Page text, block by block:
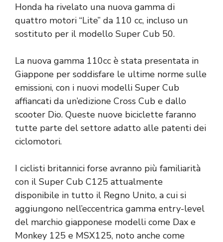
Honda ha rivelato una nuova gamma di
quattro motori “Lite” da 110 cc, incluso un
sostituto per il modello Super Cub 50.
La nuova gamma 110cc è stata presentata in
Giappone per soddisfare le ultime norme sulle
emissioni, con i nuovi modelli Super Cub
affiancati da un’edizione Cross Cub e dallo
scooter Dio. Queste nuove biciclette faranno
tutte parte del settore adatto alle patenti dei
ciclomotori.
I ciclisti britannici forse avranno più familiarità
con il Super Cub C125 attualmente
disponibile in tutto il Regno Unito, a cui si
aggiungono nell’eccentrica gamma entry-level
del marchio giapponese modelli come Dax e
Monkey 125 e MSX125, noto anche come